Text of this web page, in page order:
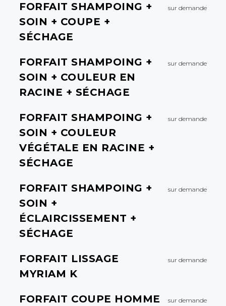
FORFAIT SHAMPOING +
SOIN + COUPE +
SÉCHAGE
sur demande
FORFAIT SHAMPOING +
SOIN + COULEUR EN
RACINE + SÉCHAGE
sur demande
FORFAIT SHAMPOING +
SOIN + COULEUR
VÉGÉTALE EN RACINE +
SÉCHAGE
sur demande
FORFAIT SHAMPOING +
SOIN +
ÉCLAIRCISSEMENT +
SÉCHAGE
sur demande
FORFAIT LISSAGE
MYRIAM K
sur demande
FORFAIT COUPE HOMME
sur demande